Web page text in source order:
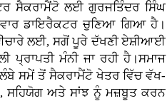
ਸੈਕਰਾਮੈਂਟੋ ਲਈ ਗੁਰਜਤਿੰਦਰ ਸਿੰਘ
ਵਾਰ ਡਾਇਰੈਕਟਰ ਚੁਣਿਆ ਗਿਆ ਹੈ।
ਲਈ, ਸਗੋਂ ਪੂਰੇ ਦੱਖਣੀ ਏਸ਼ੀਆਈ
ਪ੍ਰਾਪਤੀ ਮੰਨੀ ਜਾ ਰਹੀ ਹੈ।ਸਮਾਜ
ਸਮੇਂ ਤੋਂ ਸੈਕਰਾਮੈਂਟੋ ਖੇਤਰ ਵਿੱਚ ਵੱਖ-
ਸਹਿਯੋਗ ਅਤੇ ਸਾਂਝ ਨੂੰ ਮਜ਼ਬੂਤ ਕਰਨ